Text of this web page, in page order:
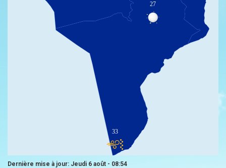
27
33
Dernière mise à jour: Jeudi 6 août - 08:54